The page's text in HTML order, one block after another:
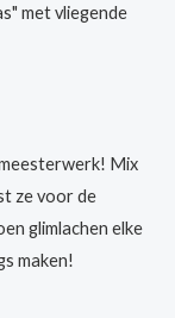
met vliegende
Mix
ze voor de
glimlachen elke
maken!